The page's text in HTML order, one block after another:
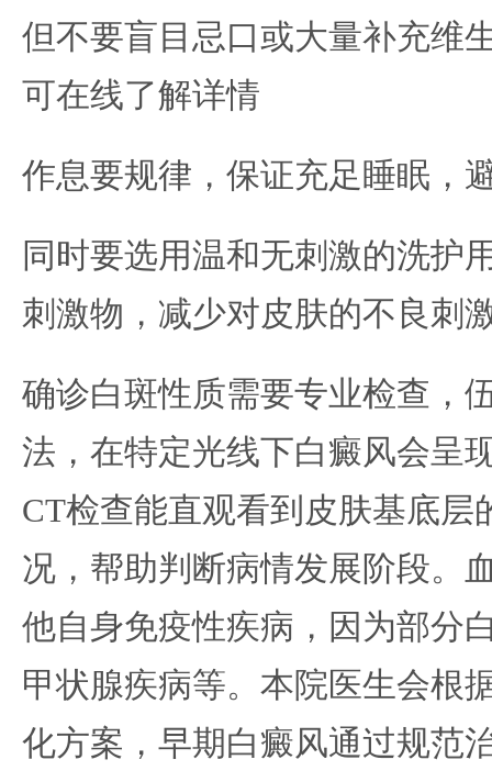
但不要盲目忌口或大量补充维
可在线了解详情
作息要规律，保证充足睡眠，
同时要选用温和无刺激的洗护
刺激物，减少对皮肤的不良刺
确诊白斑性质需要专业检查，
法，在特定光线下白癜风会呈
CT检查能直观看到皮肤基底层
况，帮助判断病情发展阶段。
他自身免疫性疾病，因为部分
甲状腺疾病等。本院医生会根
化方案，早期白癜风通过规范